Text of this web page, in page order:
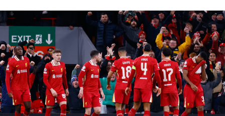
„Regele
egiptean
va
continua
să
conducă
Liverpoo
l. ”Ar fi
putea fi
ultimul
meci
împotriv
a echipei
cu Real
Madrid